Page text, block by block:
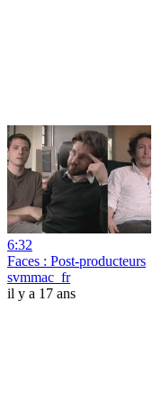
6:32
Faces : Post-producteurs
svmmac_fr
il y a 17 ans